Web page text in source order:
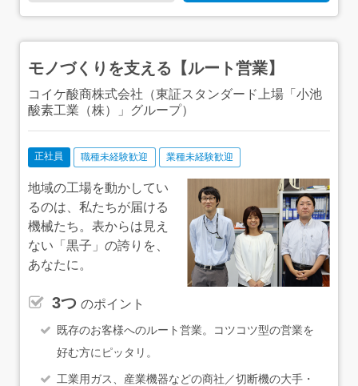
モノづくりを支える【ルート営業】
コイケ酸商株式会社（東証スタンダード上場「小池
酸素工業（株）」グループ）
正社員 職種未経験歓迎 業種未経験歓迎
地域の工場を動かしてい
るのは、私たちが届ける
機械たち。表からは見え
ない「黒子」の誇りを、
あなたに。
3つ のポイント
既存のお客様へのルート営業。コツコツ型の営業を
好む方にピッタリ。
工業用ガス、産業機器などの商社／切断機の大手・